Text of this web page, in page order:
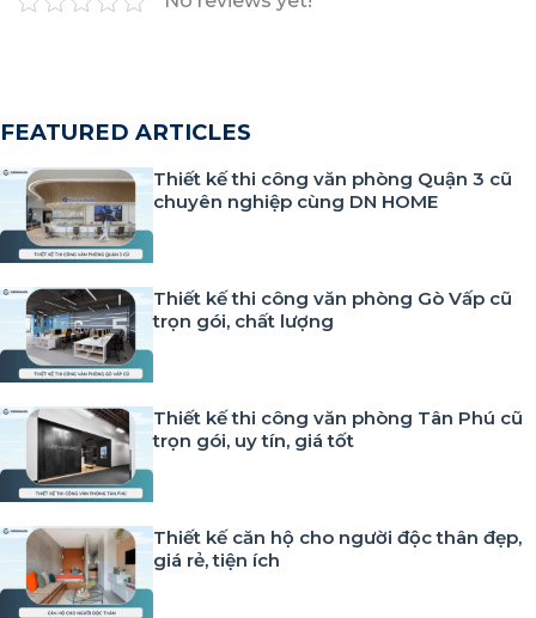
FEATURED ARTICLES
Thiết kế thi công văn phòng Quận 3 cũ
chuyên nghiệp cùng DN HOME
Thiết kế thi công văn phòng Gò Vấp cũ
trọn gói, chất lượng
Thiết kế thi công văn phòng Tân Phú cũ
trọn gói, uy tín, giá tốt
Thiết kế căn hộ cho người độc thân đẹp,
giá rẻ, tiện ích